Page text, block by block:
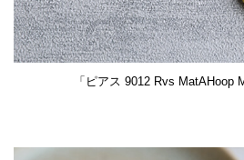
「ピアス 9012 Rvs MatAHoop